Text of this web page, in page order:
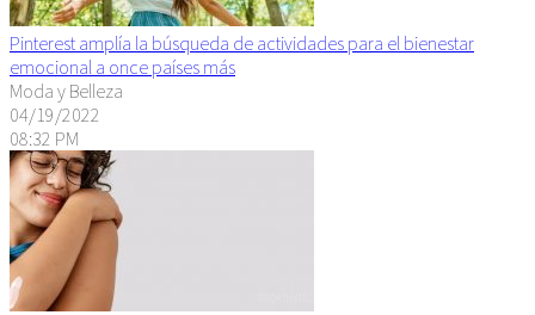
Pinterest amplía la búsqueda de actividades para el bienestar
emocional a once países más
Moda y Belleza
04/19/2022
08:32 PM